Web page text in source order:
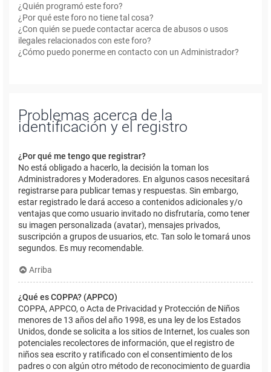
¿Quién programó este foro?
¿Por qué este foro no tiene tal cosa?
¿Con quién se puede contactar acerca de abusos o usos
ilegales relacionados con este foro?
¿Cómo puedo ponerme en contacto con un Administrador?
Problemas acerca de la
identificación y el registro
¿Por qué me tengo que registrar?
No está obligado a hacerlo, la decisión la toman los
Administradores y Moderadores. En algunos casos necesitará
registrarse para publicar temas y respuestas. Sin embargo,
estar registrado le dará acceso a contenidos adicionales y/o
ventajas que como usuario invitado no disfrutaría, como tener
su imagen personalizada (avatar), mensajes privados,
suscripción a grupos de usuarios, etc. Tan solo le tomará unos
segundos. Es muy recomendable.
Arriba
¿Qué es COPPA? (APPCO)
COPPA, APPCO, o Acta de Privacidad y Protección de Niños
menores de 13 años del año 1998, es una ley de los Estados
Unidos, donde se solicita a los sitios de Internet, los cuales son
potenciales recolectores de información, que el registro de
niños sea escrito y ratificado con el consentimiento de los
padres o con algún otro método de reconocimiento de guardia